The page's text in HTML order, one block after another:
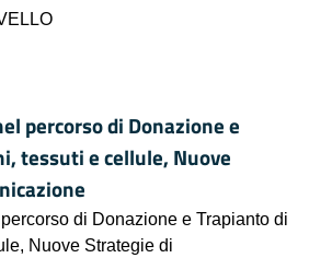
percorso di Donazione e
tessuti e cellule, Nuove
di Donazione e Trapianto di
Nuove Strategie di